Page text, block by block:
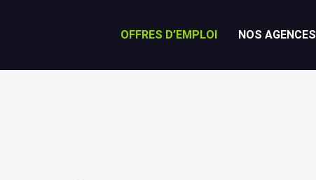
OFFRES D’EMPLOI NOS AGENCES